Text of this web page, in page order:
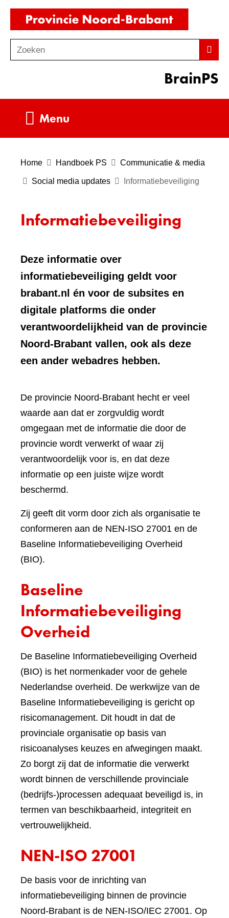
Ga
de
inhoud
o
Zoeken
BrainPS
Menu
Home Handboek PS Communicatie & media
Social media updates Informatiebeveiliging
Informatiebeveiliging
Deze informatie over
informatiebeveiliging geldt voor
brabant.nl én voor de subsites en
digitale platforms die onder
verantwoordelijkheid van de provincie
Noord-Brabant vallen, ook als deze
een ander webadres hebben.
De provincie Noord-Brabant hecht er veel
waarde aan dat er zorgvuldig wordt
omgegaan met de informatie die door de
provincie wordt verwerkt of waar zij
verantwoordelijk voor is, en dat deze
informatie op een juiste wijze wordt
beschermd.
Zij geeft dit vorm door zich als organisatie te
conformeren aan de NEN-ISO 27001 en de
Baseline Informatiebeveiliging Overheid
(BIO).
Baseline
Informatiebeveiliging
Overheid
De Baseline Informatiebeveiliging Overheid
(BIO) is het normenkader voor de gehele
Nederlandse overheid. De werkwijze van de
Baseline Informatiebeveiliging is gericht op
risicomanagement. Dit houdt in dat de
provinciale organisatie op basis van
risicoanalyses keuzes en afwegingen maakt.
Zo borgt zij dat de informatie die verwerkt
wordt binnen de verschillende provinciale
(bedrijfs-)processen adequaat beveiligd is, in
termen van beschikbaarheid, integriteit en
vertrouwelijkheid.
NEN-ISO 27001
De basis voor de inrichting van
informatiebeveiliging binnen de provincie
Noord-Brabant is de NEN-ISO/IEC 27001. Op